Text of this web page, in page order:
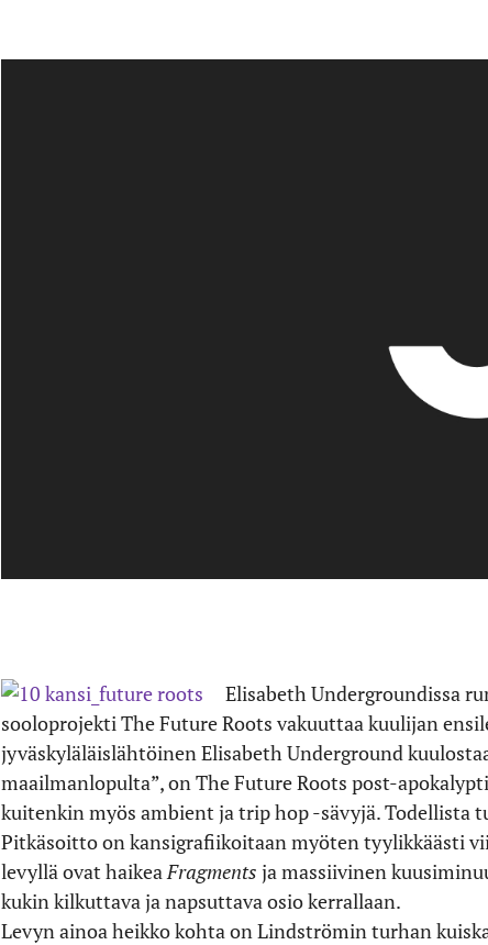
Elisabeth Undergroundissa
sooloprojekti The Future Roots vakuuttaa kuulijan
jyväskyläläislähtöinen Elisabeth Underground
maailmanlopulta”, on The Future Roots post-
kuitenkin myös ambient ja trip hop -sävyjä. Todellista
Pitkäsoitto on kansigrafiikoitaan myöten tyylikkäästi
levyllä ovat haikea Fragments ja massiivinen
kukin kilkuttava ja napsuttava osio kerrallaan.
Levyn ainoa heikko kohta on Lindströmin turhan